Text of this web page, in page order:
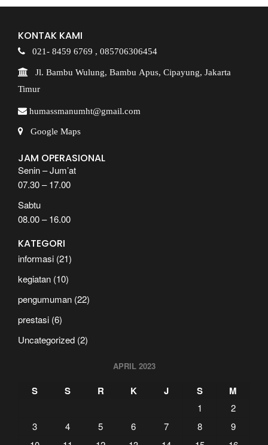
KONTAK KAMI
021- 8459 6769 , 085706306454
Jl. Bambu Wulung, Bambu Apus, Cipayung, Jakarta
Timur
humassmanumht@gmail.com
Google Maps
JAM OPERASIONAL
Senin – Jum’at
07.30 – 17.00
Sabtu
08.00 – 16.00
KATEGORI
informasi (21)
kegiatan (10)
pengumuman (22)
prestasi (6)
Uncategorized (2)
APRIL 2023
S S R K J S M
1
2
3
4 5 6 7 8
9